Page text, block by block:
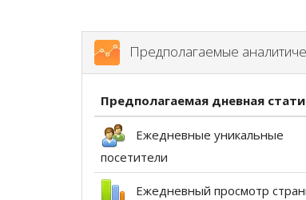
Предполагаемые
Предполагаемая дневная
Ежедневные уникальные
посетители
Ежедневный просмотр